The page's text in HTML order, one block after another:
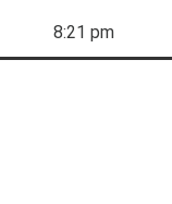
8:21 pm